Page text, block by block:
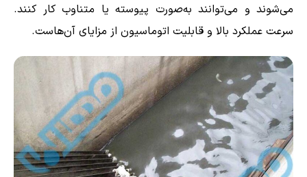
می‌شوند و می‌توانند به‌صورت پیوسته یا متناوب کار کنند.
سرعت عملکرد بالا و قابلیت اتوماسیون از مزایای آن‌هاست.